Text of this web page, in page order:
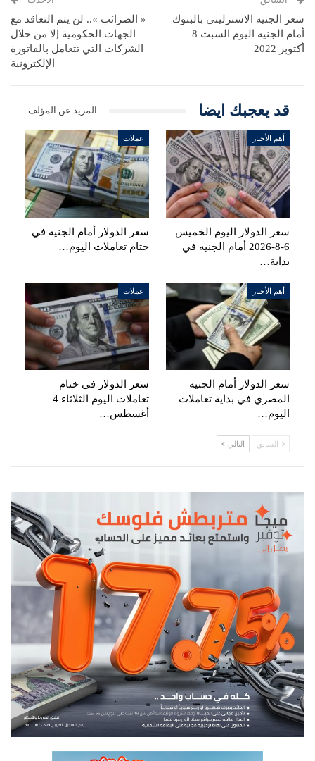
سعر الجنيه الاسترليني بالبنوك
أمام الجنيه اليوم السبت 8
أكتوبر 2022
« الضرائب ».. لن يتم التعاقد مع
الجهات الحكومية إلا من خلال
الشركات التي تتعامل بالفاتورة
الإلكترونية
قد يعجبك ايضا المزيد عن المؤلف
أهم الأخبار
سعر الدولار اليوم الخميس
6-8-2026 أمام الجنيه في
بداية…
عملات
سعر الدولار أمام الجنيه في
ختام تعاملات اليوم…
أهم الأخبار
سعر الدولار أمام الجنيه
المصري في بداية تعاملات
اليوم…
عملات
سعر الدولار في ختام
تعاملات اليوم الثلاثاء 4
أغسطس…
السابق التالي